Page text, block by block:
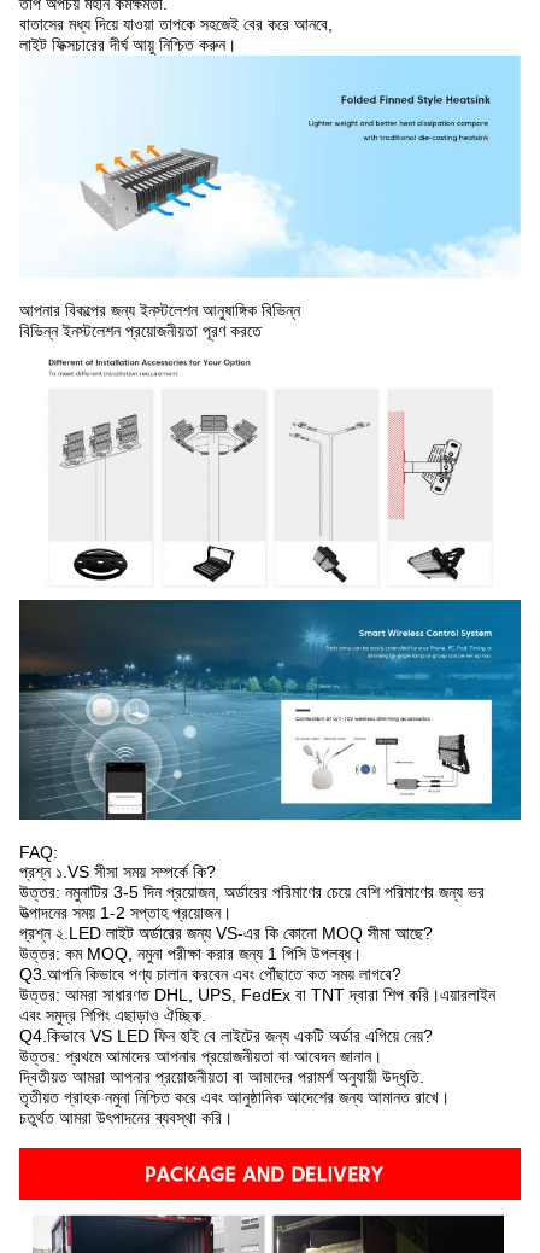
বাতাসের মধ্য দিয়ে যাওয়া তাপকে সহজেই বের করে আনবে,
লাইট ফিক্সচারের দীর্ঘ আয়ু নিশ্চিত করুন।
আপনার বিকল্পের জন্য ইনস্টলেশন আনুষাঙ্গিক বিভিন্ন
বিভিন্ন ইনস্টলেশন প্রয়োজনীয়তা পূরণ করতে
FAQ:
প্রশ্ন ১.VS সীসা সময় সম্পর্কে কি?
উত্তর: নমুনাটির 3-5 দিন প্রয়োজন, অর্ডারের পরিমাণের চেয়ে বেশি পরিমাণের জন্য ভর
উত্পাদনের সময় 1-2 সপ্তাহ প্রয়োজন।
প্রশ্ন ২.LED লাইট অর্ডারের জন্য VS-এর কি কোনো MOQ সীমা আছে?
উত্তর: কম MOQ, নমুনা পরীক্ষা করার জন্য 1 পিসি উপলব্ধ।
Q3.আপনি কিভাবে পণ্য চালান করবেন এবং পৌঁছাতে কত সময় লাগবে?
উত্তর: আমরা সাধারণত DHL, UPS, FedEx বা TNT দ্বারা শিপ করি।এয়ারলাইন
এবং সমুদ্র শিপিং এছাড়াও ঐচ্ছিক.
Q4.কিভাবে VS LED ফিন হাই বে লাইটের জন্য একটি অর্ডার এগিয়ে নেয়?
উত্তর: প্রথমে আমাদের আপনার প্রয়োজনীয়তা বা আবেদন জানান।
দ্বিতীয়ত আমরা আপনার প্রয়োজনীয়তা বা আমাদের পরামর্শ অনুযায়ী উদ্ধৃতি.
তৃতীয়ত গ্রাহক নমুনা নিশ্চিত করে এবং আনুষ্ঠানিক আদেশের জন্য আমানত রাখে।
চতুর্থত আমরা উৎপাদনের ব্যবস্থা করি।